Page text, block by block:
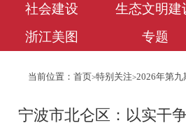
社会建设
生态文明建
浙江美图
专题
当前位置： 首页>特别关注>2026年第九
宁波市北仑区：以实干